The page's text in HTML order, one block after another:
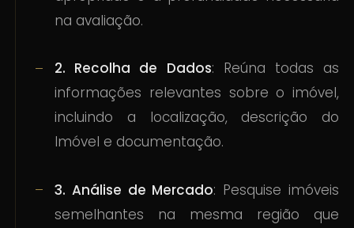
na avaliação.
2. Recolha de Dados: Reúna todas as
informações relevantes sobre o imóvel,
incluindo a localização, descrição do
Imóvel e documentação.
3. Análise de Mercado: Pesquise imóveis
semelhantes na mesma região que